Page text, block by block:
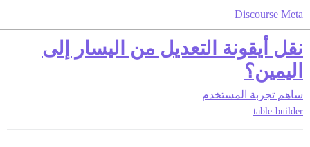
Discourse Meta
نقل أيقونة التعديل من اليسار إلى
اليمين؟
ساهم تجربة المستخدم
table-builder